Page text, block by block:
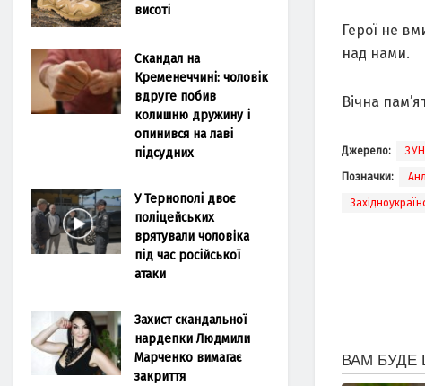
Герої не
над нами.
Вічна
Джерело:
Позначки:
висоті
Скандал на
Кременеччині: чоловік
вдруге побив
колишню дружину і
опинився на лаві
підсудних
У Тернополі двоє
поліцейських
врятували чоловіка
під час російської
атаки
Захист скандальної
нардепки Людмили
Марченко вимагає
закриття